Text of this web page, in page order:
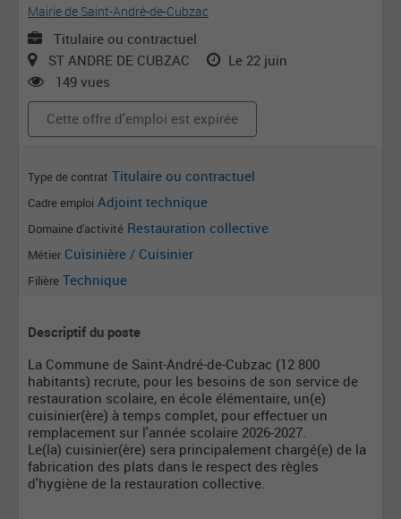
Mairie de Saint-André-de-Cubzac
Titulaire ou contractuel
ST ANDRE DE CUBZAC
Le 22 juin
149 vues
Cette offre d'emploi est expirée
Type de contrat Titulaire ou contractuel
Cadre emploi Adjoint technique
Domaine d'activité Restauration collective
Métier Cuisinière / Cuisinier
Filière Technique
Descriptif du poste
La Commune de Saint-André-de-Cubzac (12 800
habitants) recrute, pour les besoins de son service de
restauration scolaire, en école élémentaire, un(e)
cuisinier(ère) à temps complet, pour effectuer un
remplacement sur l'année scolaire 2026-2027.
Le(la) cuisinier(ère) sera principalement chargé(e) de la
fabrication des plats dans le respect des règles
d'hygiène de la restauration collective.